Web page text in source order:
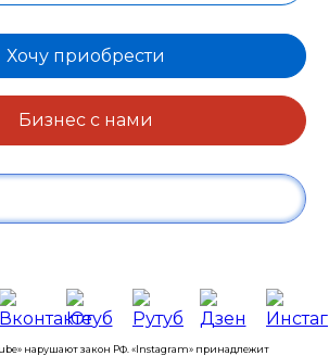
Хочу приобрести
Бизнес с нами
нарушают закон РФ. «Instagram» принадлежит